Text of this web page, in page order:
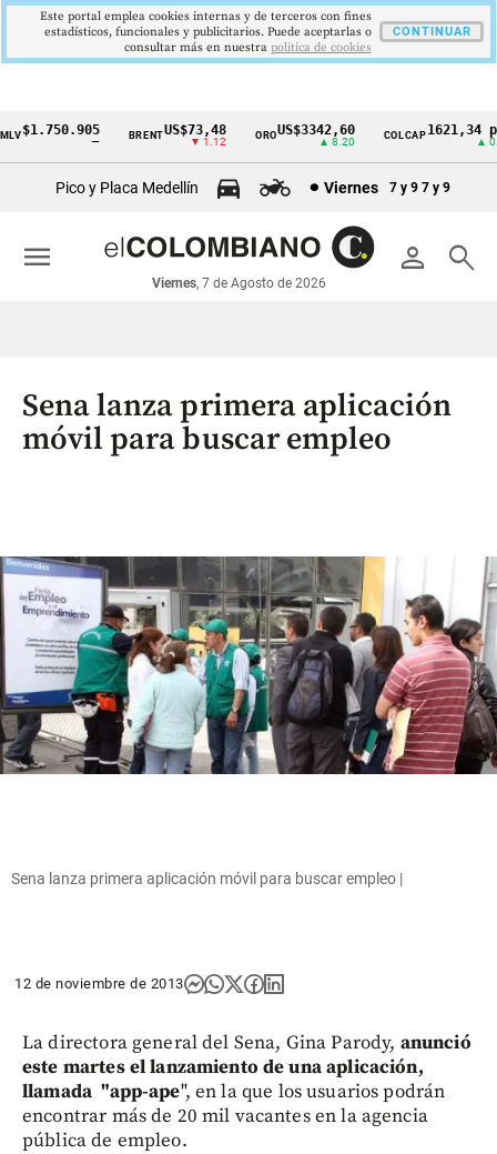
Cintillo
económicos
Colombia
$1.750.905 BRENTUS$73,48
▼ 1.12
OROUS$3342,60
▲ 8.20
COLCAP1621,34 pts
▲ 0.67
Pico y Placa Medellín Viernes 7 y 9 7 y 9
person search
Viernes, 7 de Agosto de 2026
menu
Sena lanza primera aplicación
móvil para buscar empleo
Sena lanza primera aplicación móvil para buscar empleo |
12 de noviembre de 2013
La directora general del Sena, Gina Parody, anunció
este martes el lanzamiento de una aplicación,
llamada "app-ape", en la que los usuarios podrán
encontrar más de 20 mil vacantes en la agencia
pública de empleo.
Este portal emplea cookies internas y de terceros con fines
estadísticos, funcionales y publicitarios. Puede aceptarlas o
consultar más en nuestra politica de cookies
CONTINUAR